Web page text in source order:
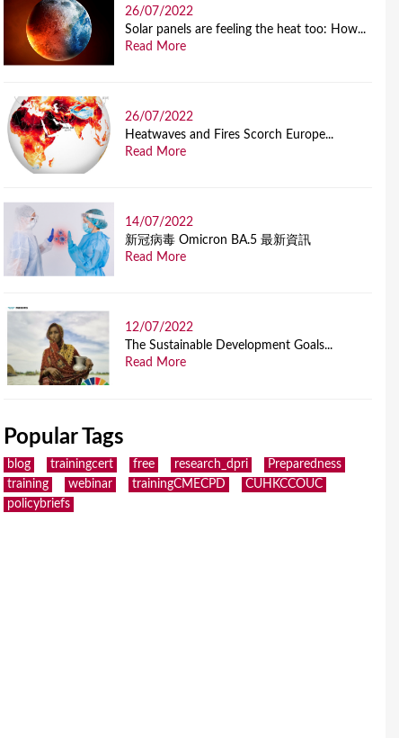
26/07/2022
Solar panels are feeling the heat too: How...
Read More
26/07/2022
Heatwaves and Fires Scorch Europe...
Read More
14/07/2022
新冠病毒 Omicron BA.5 最新資訊
Read More
12/07/2022
The Sustainable Development Goals...
Read More
Popular Tags
blog trainingcert free research_dpri
Preparedness
training
webinar trainingCMECPD
CUHKCCOUC
policybriefs